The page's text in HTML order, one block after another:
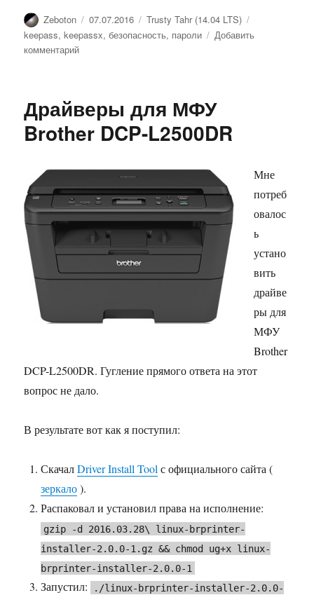
Автор
Zeboton Опубликовано
07.07.2016 Рубрики
Trusty Tahr (14.04 LTS)
keepass,keepassx,безопасность, пароли
Добавить
комментарийк
в
Ubuntu
14.04
Драйверы для МФУ
Brother DCP-L2500DR
Мне
потреб
овалос
ь
устано
вить
драйве
ры для
МФУ
Brother
DCP-L2500DR. Гугление прямого ответа на этот
вопрос не дало.
В результате вот как я поступил:
СкачалDriver Install Tool с официального сайта (
зеркало).
Распаковал и установил права на исполнение:
gzip -d 2016.03.28\ linux-brprinter-
installer-2.0.0-1.gz && chmod ug+x linux-
brprinter-installer-2.0.0-1
Запустил:
./linux-brprinter-installer-2.0.0-